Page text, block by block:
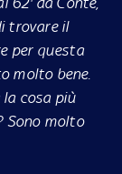
trovare il
per questa
molto bene.
cosa più
Sono molto